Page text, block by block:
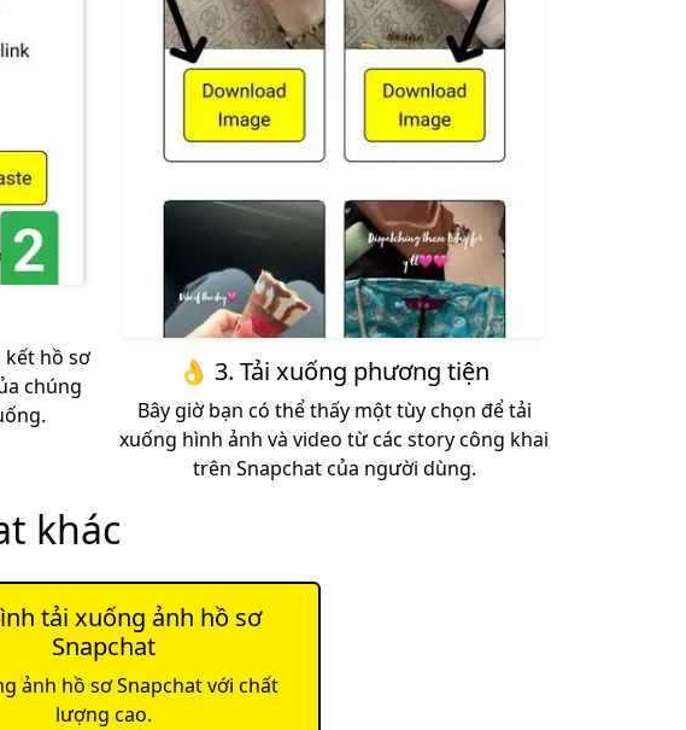
kết hồ sơ
chúng
👌 3. Tải xuống phương tiện
Bây giờ bạn có thể thấy một tùy chọn để tải
xuống hình ảnh và video từ các story công khai
trên Snapchat của người dùng.
khác
tải xuống ảnh hồ sơ
Snapchat
ảnh hồ sơ Snapchat với chất
lượng cao.